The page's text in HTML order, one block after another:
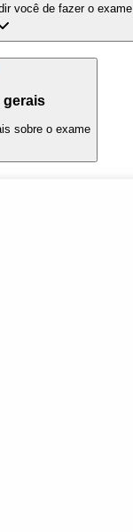
você de fazer o exame
gerais
sobre o exame